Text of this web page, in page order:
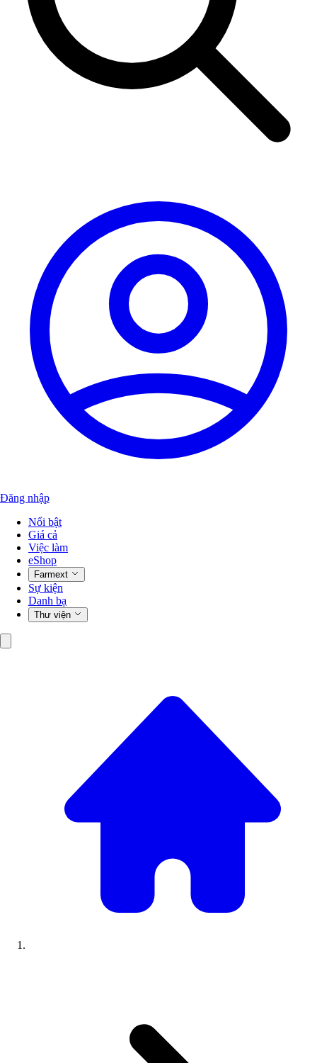
Đăng nhập
Nổi bật
Giá cả
Việc làm
eShop
Farmext
Sự kiện
Danh bạ
Thư viện